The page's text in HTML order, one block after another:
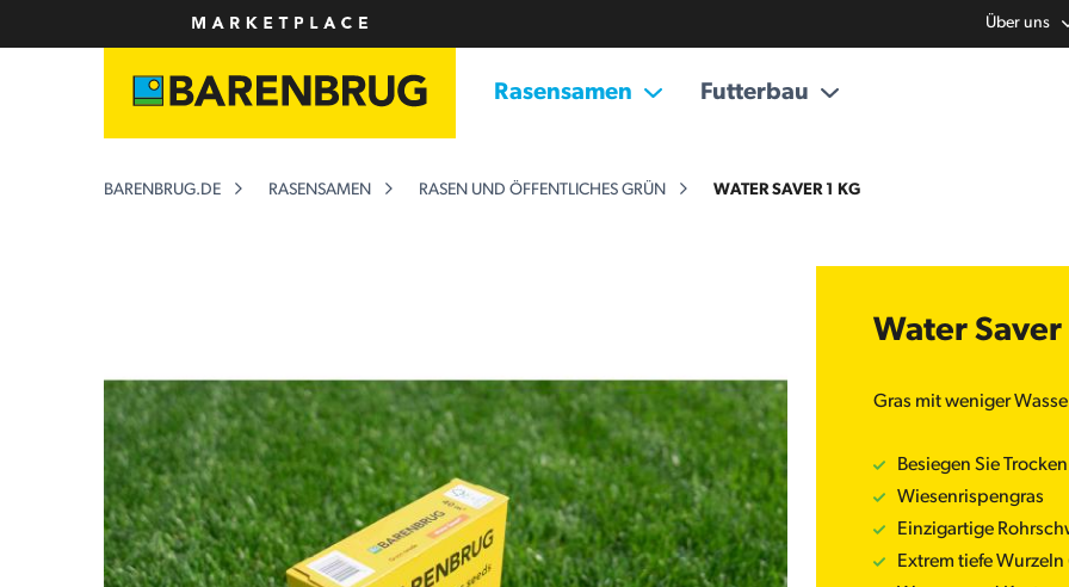
Über uns
Rasensamen Futterbau
BARENBRUG.DE RASENSAMEN RASEN UND ÖFFENTLICHES GRÜN WATER SAVER 1 KG
Water Saver
Gras mit weniger
Besiegen Sie
Wiesenrispengras
Einzigartige
Extrem tiefe